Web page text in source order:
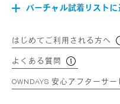
バーチャル試着リストに
はじめてご利用される方へ
よくある質問
OWNDAYS 安心アフターサー